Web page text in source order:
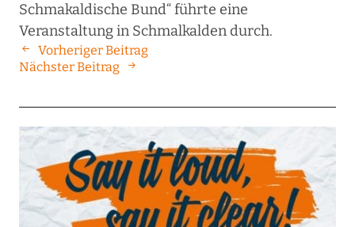
Schmakaldische Bund“ führte eine
Veranstaltung in Schmalkalden durch.
Vorheriger Beitrag
Nächster Beitrag